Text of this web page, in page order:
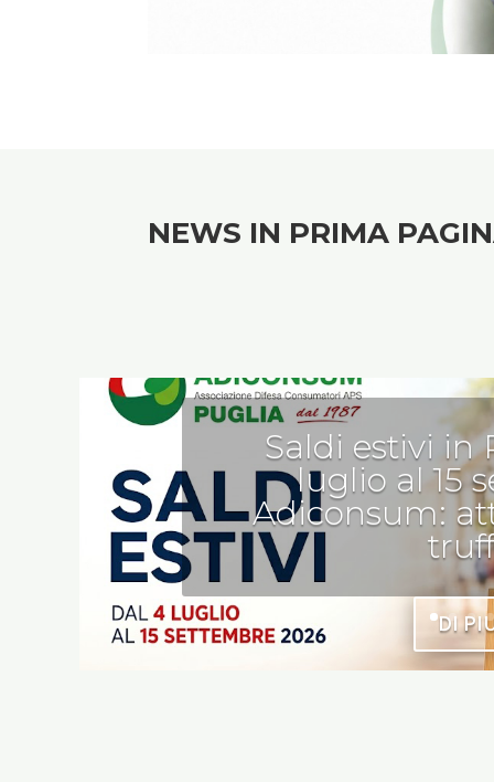
NEWS IN PRIMA
Saldi estivi in
luglio al 15
Adiconsum:
DI